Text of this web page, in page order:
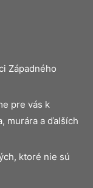
Západného
pre vás k
murára a ďalších
ktoré nie sú